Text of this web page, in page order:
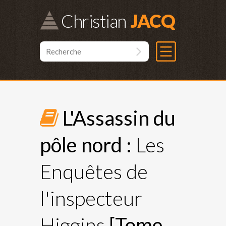
Christian
L'Assassin du
pôle nord : Les
Enquêtes de
l'inspecteur